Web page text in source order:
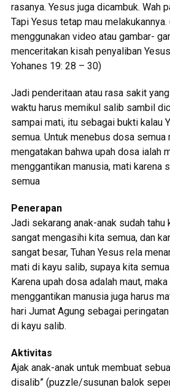
rasanya. Yesus juga dicambuk. Wah
Tapi Yesus tetap mau melakukannya.
menggunakan video atau gambar-
menceritakan kisah penyaliban
Yohanes 19: 28 – 30)
Jadi penderitaan atau rasa sakit
waktu harus memikul salib sambil
sampai mati, itu sebagai bukti kalau
semua. Untuk menebus dosa semua
mengatakan bahwa upah dosa ialah
menggantikan manusia, mati karena
semua
Penerapan
Jadi sekarang anak-anak sudah tahu
sangat mengasihi kita semua, dan
sangat besar, Tuhan Yesus rela
mati di kayu salib, supaya kita
Karena upah dosa adalah maut,
menggantikan manusia juga harus
hari Jumat Agung sebagai
di kayu salib.
Aktivitas
Ajak anak-anak untuk membuat
disalib” (puzzle/susunan balok